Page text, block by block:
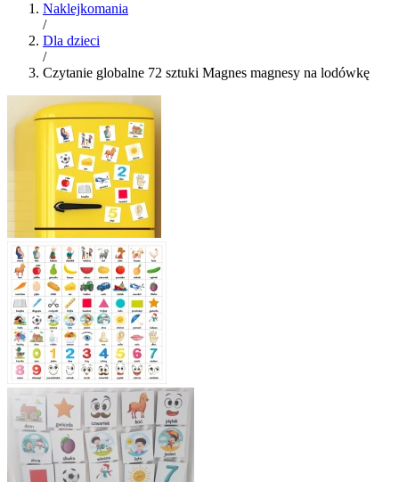
Naklejkomania
/
Dla dzieci
/
Czytanie globalne 72 sztuki Magnes magnesy na lodówkę